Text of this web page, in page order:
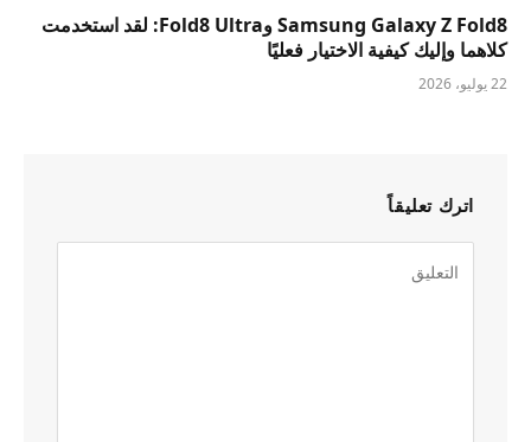
Samsung Galaxy Z Fold8 وFold8 Ultra: لقد استخدمت
كلاهما وإليك كيفية الاختيار فعليًا
22 يوليو، 2026
اترك تعليقاً